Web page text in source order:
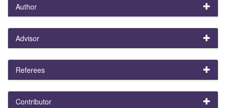
Author
Advisor
Referees
Contributor